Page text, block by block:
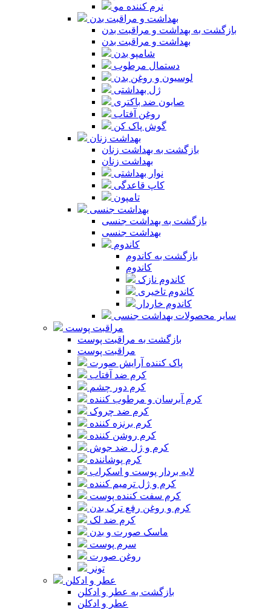
نرم کننده مو
بهداشت و مراقبت بدن
بازگشت به بهداشت و مراقبت بدن
بهداشت و مراقبت بدن
شامپو بدن
دستمال مرطوب
لوسیون و روغن بدن
ژل بهداشتی
صابون ضد باکتری
روغن آفتاب
گوش پاک کن
بهداشت زنان
بازگشت به بهداشت زنان
بهداشت زنان
نوار بهداشتی
کاپ قاعدگی
تامپون
بهداشت جنسی
بازگشت به بهداشت جنسی
بهداشت جنسی
کاندوم
بازگشت به کاندوم
کاندوم
کاندوم نازک
کاندوم تاخیری
کاندوم خاردار
سایر محصولات بهداشت جنسی
مراقبت پوست
بازگشت به مراقبت پوست
مراقبت پوست
پاک کننده آرایش صورت
کرم ضد آفتاب
کرم دور چشم
کرم آبرسان و مرطوب کننده
کرم ضد چروک
کرم برنزه کننده
کرم روشن کننده
کرم و ژل ضد جوش
کرم پوشاننده
لایه بردار پوست و اسکراب
کرم و ژل ترمیم کننده
کرم سفت کننده پوست
کرم و روغن رفع ترک بدن
کرم ضد لک
ماسک صورت و بدن
سرم پوست
روغن صورت
تونر
عطر و ادکلن
بازگشت به عطر و ادکلن
عطر و ادکلن